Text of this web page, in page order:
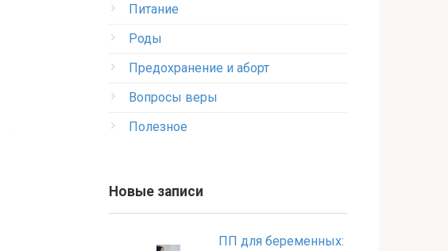
Питание
Роды
Предохранение и аборт
Вопросы веры
Полезное
Новые записи
ПП для беременных: